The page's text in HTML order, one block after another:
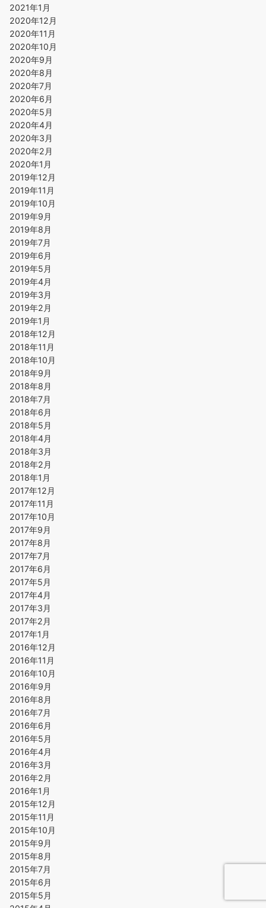
2021年1月
2020年12月
2020年11月
2020年10月
2020年9月
2020年8月
2020年7月
2020年6月
2020年5月
2020年4月
2020年3月
2020年2月
2020年1月
2019年12月
2019年11月
2019年10月
2019年9月
2019年8月
2019年7月
2019年6月
2019年5月
2019年4月
2019年3月
2019年2月
2019年1月
2018年12月
2018年11月
2018年10月
2018年9月
2018年8月
2018年7月
2018年6月
2018年5月
2018年4月
2018年3月
2018年2月
2018年1月
2017年12月
2017年11月
2017年10月
2017年9月
2017年8月
2017年7月
2017年6月
2017年5月
2017年4月
2017年3月
2017年2月
2017年1月
2016年12月
2016年11月
2016年10月
2016年9月
2016年8月
2016年7月
2016年6月
2016年5月
2016年4月
2016年3月
2016年2月
2016年1月
2015年12月
2015年11月
2015年10月
2015年9月
2015年8月
2015年7月
2015年6月
2015年5月